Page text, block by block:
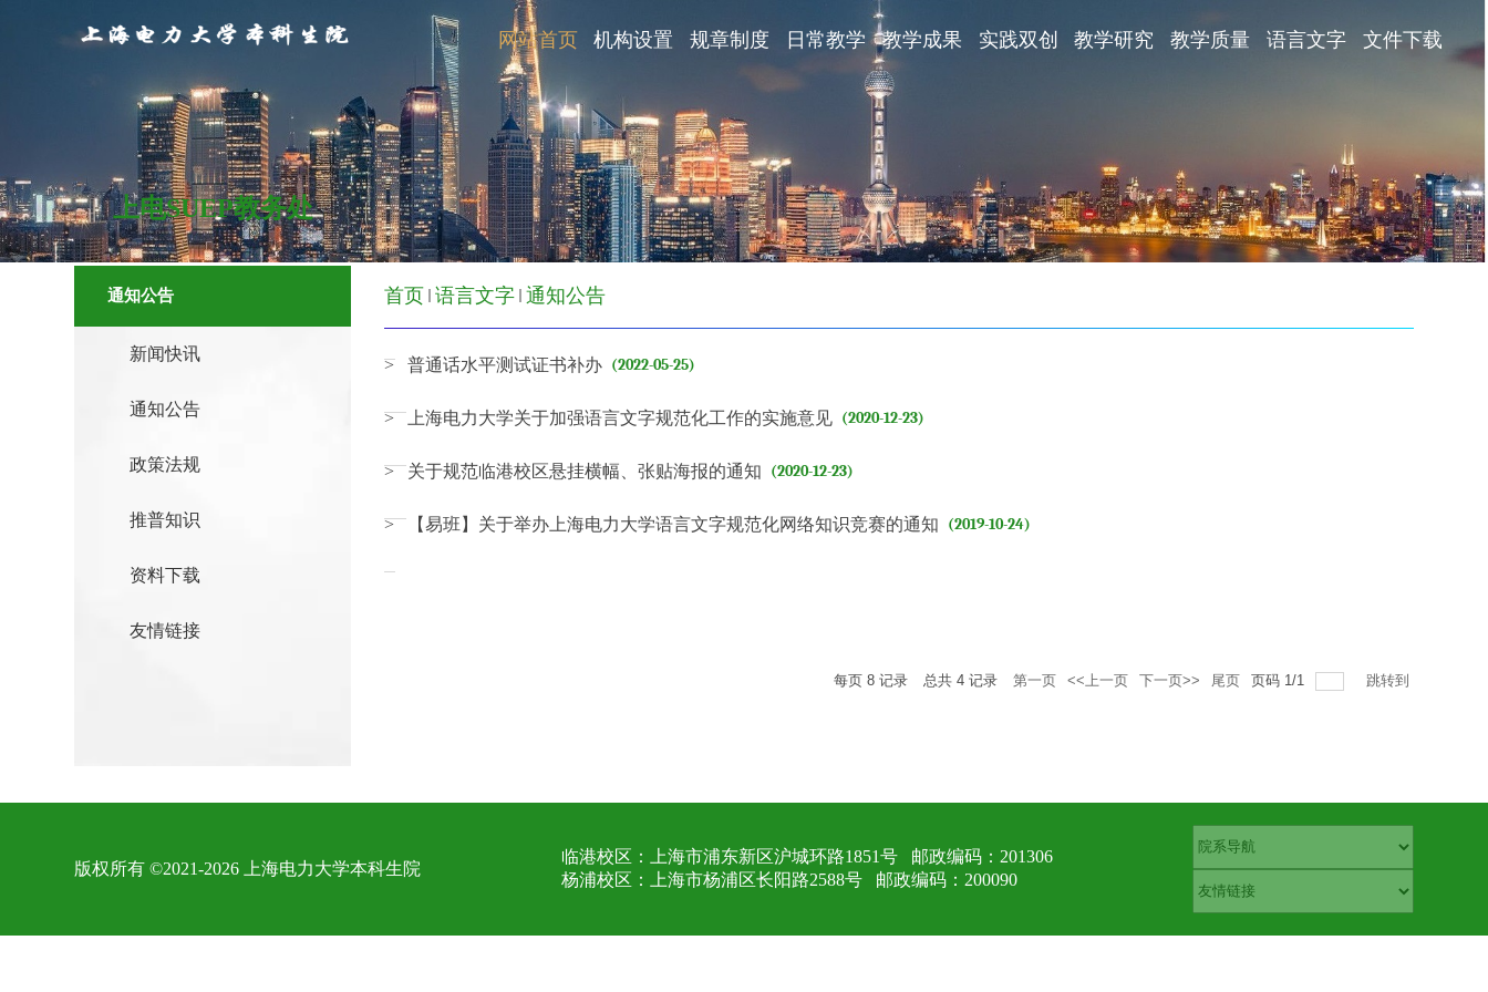
网站首页 机构设置 规章制度 日常教学 教学成果 实践双创 教学研究 教学质量 语言文字 文件下载
上电SUEP教务处
通知公告
新闻快讯
通知公告
政策法规
推普知识
资料下载
友情链接
首页 语言文字 通知公告
> 普通话水平测试证书补办 (2022-05-25)
> 上海电力大学关于加强语言文字规范化工作的实施意见 (2020-12-23)
> 关于规范临港校区悬挂横幅、张贴海报的通知 (2020-12-23)
> 【易班】关于举办上海电力大学语言文字规范化网络知识竞赛的通知 (2019-10-24)
每页 8记录 总共 4记录 第一页 <<上一页 下一页>> 尾页 页码 1/1 跳转到
版权所有 ©2021-2026 上海电力大学本科生院
临港校区：上海市浦东新区沪城环路1851号 邮政编码：201306
杨浦校区：上海市杨浦区长阳路2588号 邮政编码：200090